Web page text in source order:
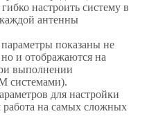
настроить систему в
антенны
показаны не
и отображаются на
выполнении
системами).
для настройки
работа на самых сложных